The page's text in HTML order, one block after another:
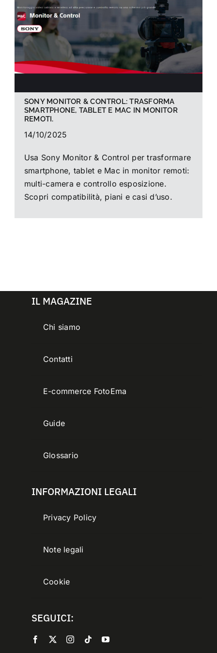
La foto del mese
Guide
Cerca
SONY MONITOR & CONTROL: TRASFORMA
SMARTPHONE, TABLET E MAC IN MONITOR
REMOTI.
14/10/2025
Usa Sony Monitor & Control per trasformare
smartphone, tablet e Mac in monitor remoti:
multi-camera e controllo esposizione.
Scopri compatibilità, piani e casi d’uso.
IL MAGAZINE
Chi siamo
Contatti
E-commerce FotoEma
Guide
Glossario
INFORMAZIONI LEGALI
Privacy Policy
Note legali
Cookie
SEGUICI: